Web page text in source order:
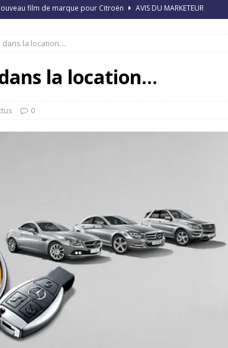
film de marque pour Citroën
AVIS DU MARKETEUR
GTi : naissance d’une légende
: Honda dévoile un spot publicitaire… confiné!
: Oui, les français vont parfois trop loin.
dans la location…
la location…
0